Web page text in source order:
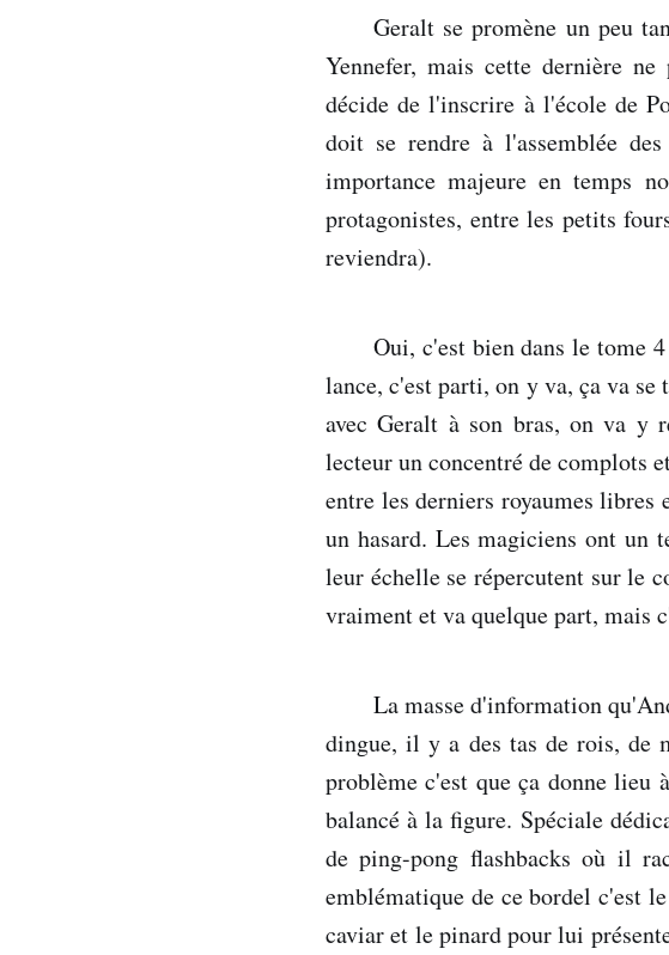
Geralt se promène un peu
Yennefer, mais cette dernière
décide de l'inscrire à l'école de
doit se rendre à l'assemblée
importance majeure en temps
protagonistes, entre les petits
reviendra).
Oui, c'est bien dans le tome
lance, c'est parti, on y va, ça va se
avec Geralt à son bras, on va y
lecteur un concentré de complots
entre les derniers royaumes
un hasard. Les magiciens ont un
leur échelle se répercutent sur le
vraiment et va quelque part, mais
La masse d'information
dingue, il y a des tas de rois, de
problème c'est que ça donne lieu
balancé à la figure. Spéciale
de ping-pong flashbacks où il
emblématique de ce bordel c'est
caviar et le pinard pour lui